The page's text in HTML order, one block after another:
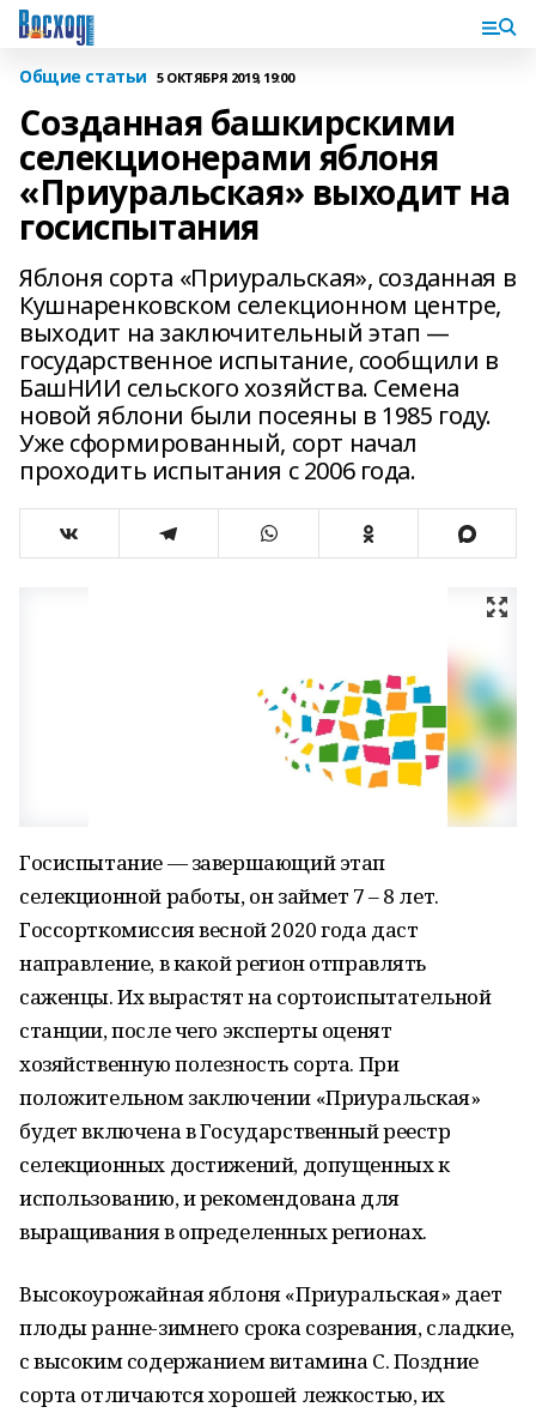
Общие статьи 5 ОКТЯБРЯ 2019, 19:00
Созданная башкирскими
селекционерами яблоня
«Приуральская» выходит на
госиспытания
Яблоня сорта «Приуральская», созданная в
Кушнаренковском селекционном центре,
выходит на заключительный этап —
государственное испытание, сообщили в
БашНИИ сельского хозяйства. Семена
новой яблони были посеяны в 1985 году.
Уже сформированный, сорт начал
проходить испытания с 2006 года.
Госиспытание — завершающий этап
селекционной работы, он займет 7 – 8 лет.
Госсорткомиссия весной 2020 года даст
направление, в какой регион отправлять
саженцы. Их вырастят на сортоиспытательной
станции, после чего эксперты оценят
хозяйственную полезность сорта. При
положительном заключении «Приуральская»
будет включена в Государственный реестр
селекционных достижений, допущенных к
использованию, и рекомендована для
выращивания в определенных регионах.
Высокоурожайная яблоня «Приуральская» дает
плоды ранне-зимнего срока созревания, сладкие,
с высоким содержанием витамина С. Поздние
сорта отличаются хорошей лежкостью, их